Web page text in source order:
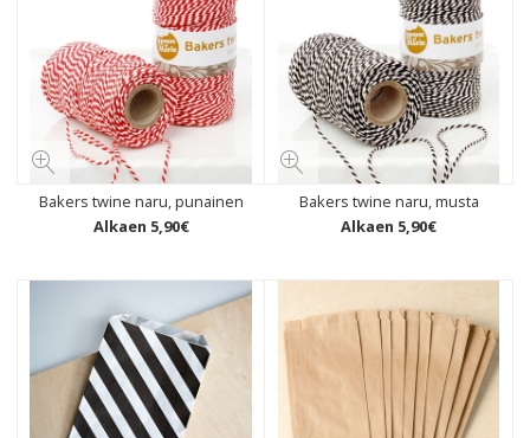
Bakers twine naru, punainen
Alkaen 5,90€
Bakers twine naru, musta
Alkaen 5,90€